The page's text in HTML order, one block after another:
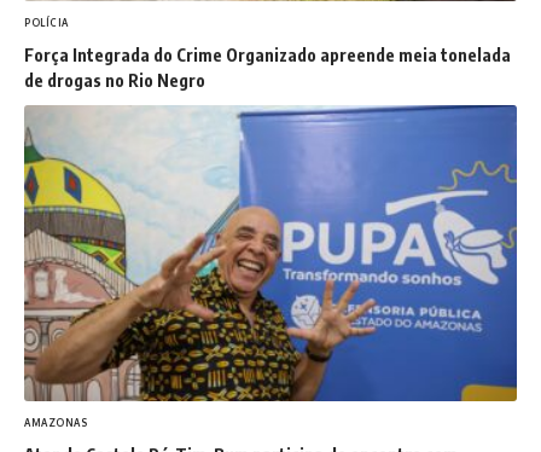
POLÍCIA
Força Integrada do Crime Organizado apreende meia tonelada
de drogas no Rio Negro
AMAZONAS